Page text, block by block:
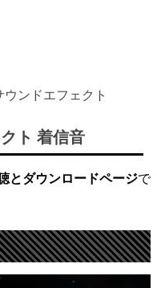
ウンドエフェクト
ト 着信音
とダウンロードページで